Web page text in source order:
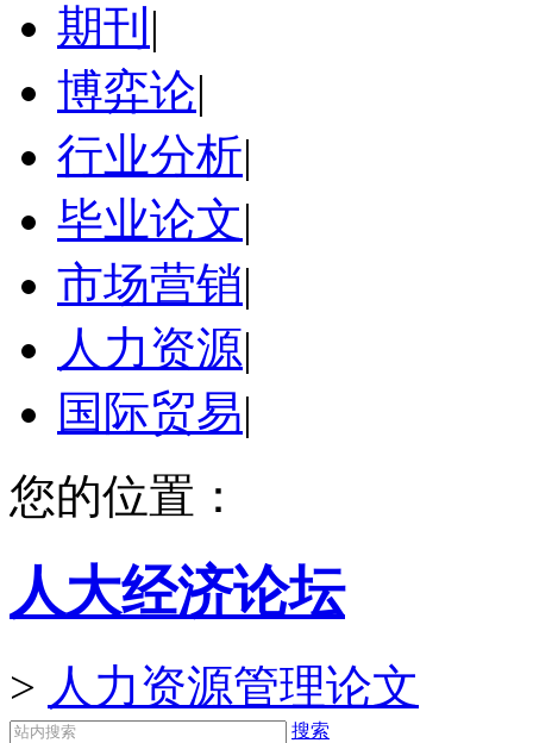
期刊 |
博弈论|
行业分析|
毕业论文|
市场营销|
人力资源|
国际贸易|
您的位置：
人大经济论坛
> 人力资源管理论文
搜索